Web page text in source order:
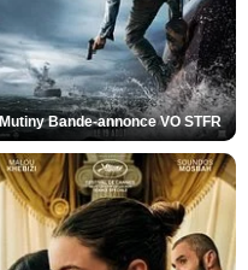
Mutiny Bande-annonce VO STFR